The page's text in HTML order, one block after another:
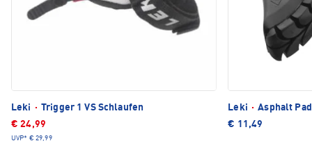
Leki · Trigger 1 VS Schlaufen
€ 24,99
UVP* € 29,99
Leki · Asphalt
€ 11,49